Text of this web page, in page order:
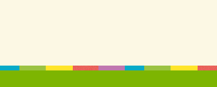
2024/08/26